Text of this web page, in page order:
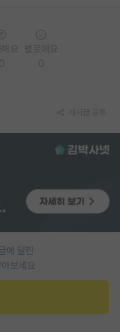
에 달린
보세요